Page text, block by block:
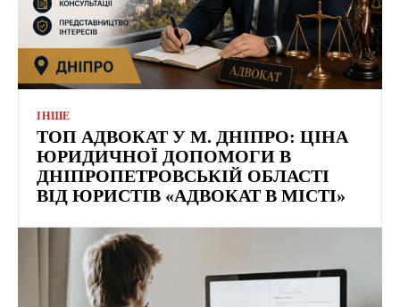
ІНШЕ
ТОП АДВОКАТ У М. ДНІПРО: ЦІНА
ЮРИДИЧНОЇ ДОПОМОГИ В
ДНІПРОПЕТРОВСЬКІЙ ОБЛАСТІ
ВІД ЮРИСТІВ «АДВОКАТ В МІСТІ»